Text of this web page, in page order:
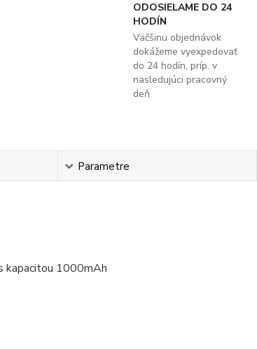
ODOSIELAME DO 24
HODÍN
Väčšinu objednávok
dokážeme vyexpedovať
do 24 hodín, príp. v
nasledujúci pracovný
deň
Parametre
kapacitou 1000mAh